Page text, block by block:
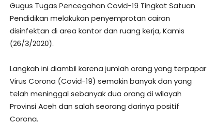
Gugus Tugas Pencegahan Covid-19 Tingkat Satuan
Pendidikan melakukan penyemprotan cairan
disinfektan di area kantor dan ruang kerja, Kamis
(26/3/2020).
Langkah ini diambil karena jumlah orang yang terpapar
Virus Corona (Covid-19) semakin banyak dan yang
telah meninggal sebanyak dua orang di wilayah
Provinsi Aceh dan salah seorang darinya positif
Corona.